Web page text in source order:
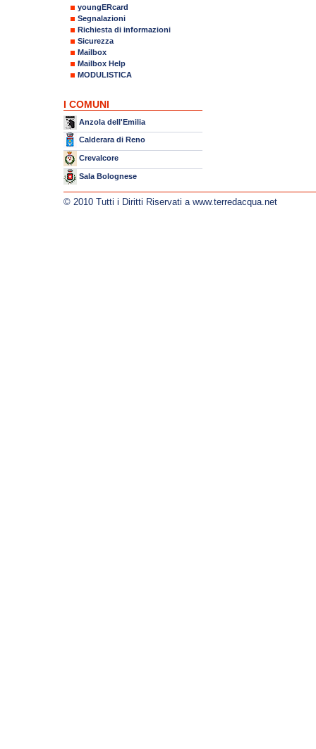
youngERcard
Segnalazioni
Richiesta di informazioni
Sicurezza
Mailbox
Mailbox Help
MODULISTICA
I COMUNI
Anzola dell'Emilia
Calderara di Reno
Crevalcore
Sala Bolognese
© 2010 Tutti i Diritti Riservati a www.terredacqua.net